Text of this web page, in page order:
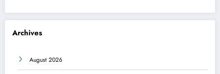
Archives
August 2026